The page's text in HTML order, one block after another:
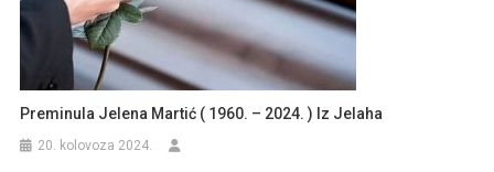
Preminula Jelena Martić ( 1960. – 2024. ) Iz Jelaha
20. kolovoza 2024.